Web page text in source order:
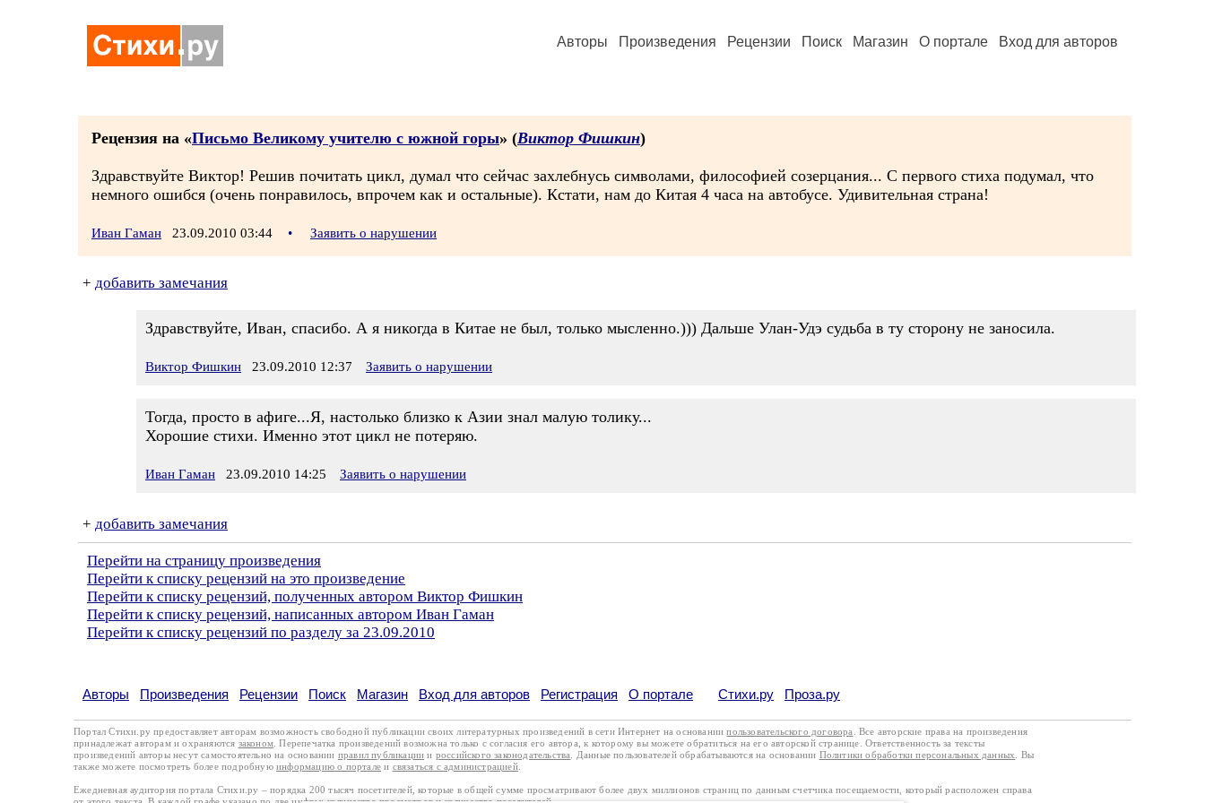
Авторы Произведения Рецензии Поиск Магазин О портале Вход для авторов
Рецензия на «Письмо Великому учителю с южной горы» (Виктор Фишкин)
Здравствуйте Виктор! Решив почитать цикл, думал что сейчас захлебнусь символами, философией созерцания... С первого стиха подумал, что
немного ошибся (очень понравилось, впрочем как и остальные). Кстати, нам до Китая 4 часа на автобусе. Удивительная страна!
Иван Гаман 23.09.2010 03:44 • Заявить о нарушении
+ добавить замечания
Здравствуйте, Иван, спасибо. А я никогда в Китае не был, только мысленно.))) Дальше Улан-Удэ судьба в ту сторону не заносила.
Виктор Фишкин 23.09.2010 12:37 Заявить о нарушении
Тогда, просто в афиге...Я, настолько близко к Азии знал малую толику...
Хорошие стихи. Именно этот цикл не потеряю.
Иван Гаман 23.09.2010 14:25 Заявить о нарушении
+ добавить замечания
Перейти на страницу произведения
Перейти к списку рецензий на это произведение
Перейти к списку рецензий, полученных автором Виктор Фишкин
Перейти к списку рецензий, написанных автором Иван Гаман
Перейти к списку рецензий по разделу за 23.09.2010
Авторы Произведения Рецензии Поиск Магазин Вход для авторов Регистрация О портале Стихи.ру Проза.ру
Портал Стихи.ру предоставляет авторам возможность свободной публикации своих литературных произведений в сети Интернет на основаниипользовательского договора
. Все авторские права на произведения
принадлежат авторам и охраняются законом . Перепечатка произведений возможна только с согласия его автора, к которому вы можете обратиться на его авторской странице. Ответственность за тексты
произведений авторы несут самостоятельно на основании правил публикации и российского законодательства . Данные пользователей обрабатываются на основании Политики обработки персональных данных
. Вы
также можете посмотреть более подробную информацию о портале и связаться с администрацией.
Ежедневная аудитория портала Стихи.ру – порядка 200 тысяч посетителей, которые в общей сумме просматривают более двух миллионов страниц по данным счетчика посещаемости, который расположен справа